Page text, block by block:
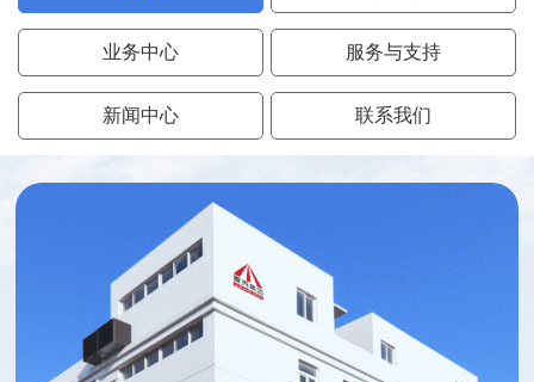
业务中心 服务与支持
新闻中心 联系我们